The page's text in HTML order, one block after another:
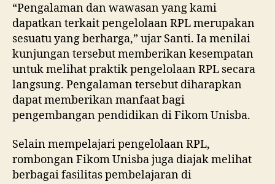
“Pengalaman dan wawasan yang kami
dapatkan terkait pengelolaan RPL merupakan
sesuatu yang berharga,” ujar Santi. Ia menilai
kunjungan tersebut memberikan kesempatan
untuk melihat praktik pengelolaan RPL secara
langsung. Pengalaman tersebut diharapkan
dapat memberikan manfaat bagi
pengembangan pendidikan di Fikom Unisba.
Selain mempelajari pengelolaan RPL,
rombongan Fikom Unisba juga diajak melihat
berbagai fasilitas pembelajaran di